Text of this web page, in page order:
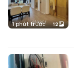
1 phút trước 12